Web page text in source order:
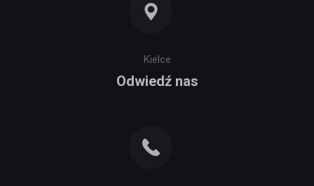
Kielce
Odwiedź nas